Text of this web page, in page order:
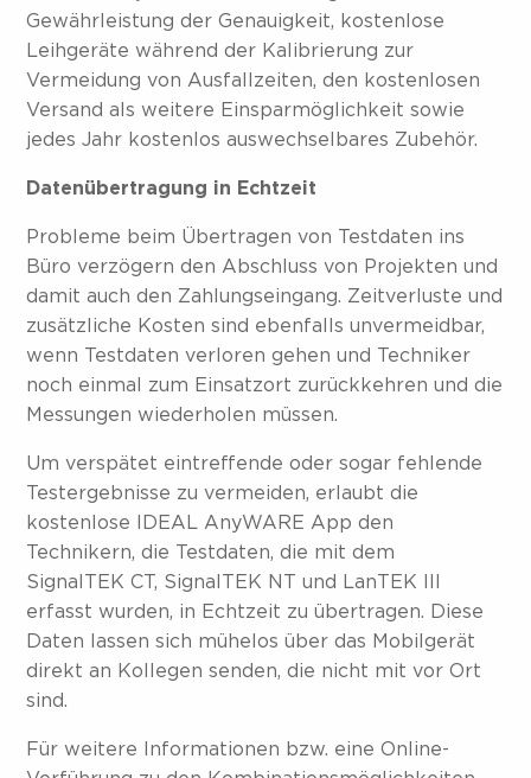
Gewährleistung der Genauigkeit, kostenlose
Leihgeräte während der Kalibrierung zur
Vermeidung von Ausfallzeiten, den kostenlosen
Versand als weitere Einsparmöglichkeit sowie
jedes Jahr kostenlos auswechselbares Zubehör.
Datenübertragung in Echtzeit
Probleme beim Übertragen von Testdaten ins
Büro verzögern den Abschluss von Projekten und
damit auch den Zahlungseingang. Zeitverluste und
zusätzliche Kosten sind ebenfalls unvermeidbar,
wenn Testdaten verloren gehen und Techniker
noch einmal zum Einsatzort zurückkehren und die
Messungen wiederholen müssen.
Um verspätet eintreffende oder sogar fehlende
Testergebnisse zu vermeiden, erlaubt die
kostenlose IDEAL AnyWARE App den
Technikern, die Testdaten, die mit dem
SignalTEK CT, SignalTEK NT und LanTEK III
erfasst wurden, in Echtzeit zu übertragen. Diese
Daten lassen sich mühelos über das Mobilgerät
direkt an Kollegen senden, die nicht mit vor Ort
sind.
Für weitere Informationen bzw. eine Online-